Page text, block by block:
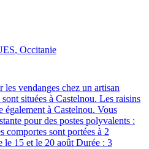
, Occitanie
vendanges chez un artisan
situées à Castelnou. Les raisins
à Castelnou. Vous
pour des postes polyvalents :
comportes sont portées à 2
le 15 et le 20 août Durée : 3